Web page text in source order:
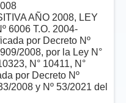
AÑO 2008, LEY
6006 T.O. 2004-
por Decreto Nº
2008, por la Ley N°
N° 10411, N°
por Decreto Nº
2008 y Nº 53/2021 del